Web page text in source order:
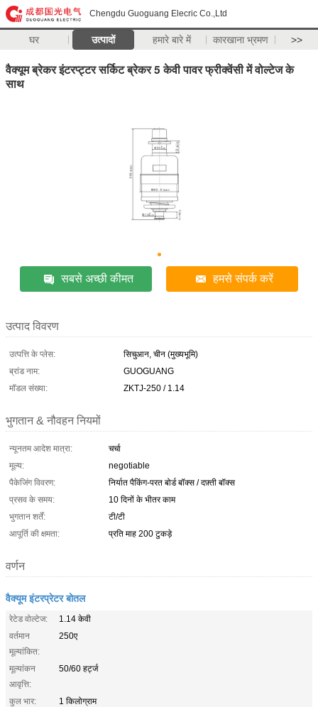
Chengdu Guoguang Elecric Co.,Ltd
घर उत्पादों हमारे बारे में कारखाना भ्रमण >>
वैक्यूम ब्रेकर इंटरप्ट्टर सर्किट ब्रेकर 5 केवी पावर फ्रीक्वेंसी में वोल्टेज के
साथ
सबसे अच्छी कीमत हमसे संपर्क करें
उत्पाद विवरण
उत्पत्ति के प्लेस:
सिचुआन, चीन (मुख्यभूमि)
ब्रांड नाम:
GUOGUANG
मॉडल संख्या:
ZKTJ-250 / 1.14
भुगतान & नौवहन नियमों
न्यूनतम आदेश मात्रा:
चर्चा
मूल्य:
negotiable
पैकेजिंग विवरण:
निर्यात पैकिंग-परत बोर्ड बॉक्स / दफ़्ती बॉक्स
प्रसव के समय:
10 दिनों के भीतर काम
भुगतान शर्तें:
टी/टी
आपूर्ति की क्षमता:
प्रति माह 200 टुकड़े
वर्णन
वैक्यूम इंटरप्रेटर बोतल
रेटेड वोल्टेज:
1.14 केवी
वर्तमान
मूल्यांकित:
250ए
मूल्यांकन
आवृत्ति:
50/60 हर्ट्ज
कुल भार:
1 किलोग्राम